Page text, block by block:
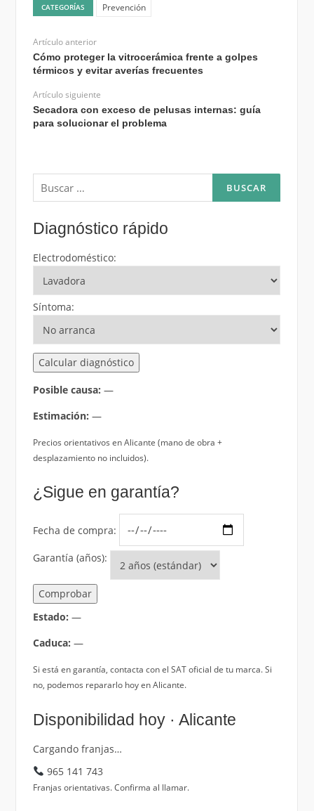
CATEGORÍAS Prevención
Artículo anterior
Cómo proteger la vitrocerámica frente a golpes
térmicos y evitar averías frecuentes
Artículo siguiente
Secadora con exceso de pelusas internas: guía
para solucionar el problema
Buscar:
Diagnóstico rápido
Electrodoméstico:
Síntoma:
Calcular diagnóstico
Posible causa: —
Estimación: —
Precios orientativos en Alicante (mano de obra +
desplazamiento no incluidos).
¿Sigue en garantía?
Fecha de compra:
Garantía (años):
Comprobar
Estado: —
Caduca: —
Si está en garantía, contacta con el SAT oficial de tu marca. Si
no, podemos repararlo hoy en Alicante.
Disponibilidad hoy · Alicante
Cargando franjas…
965 141 743
Franjas orientativas. Confirma al llamar.